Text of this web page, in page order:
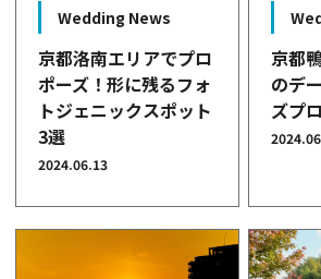
Wedding News
京都洛南エリアでプロ
ポーズ！形に残るフォ
トジェニックスポット
3選
2024.06.13
京都
のデ
ズプ